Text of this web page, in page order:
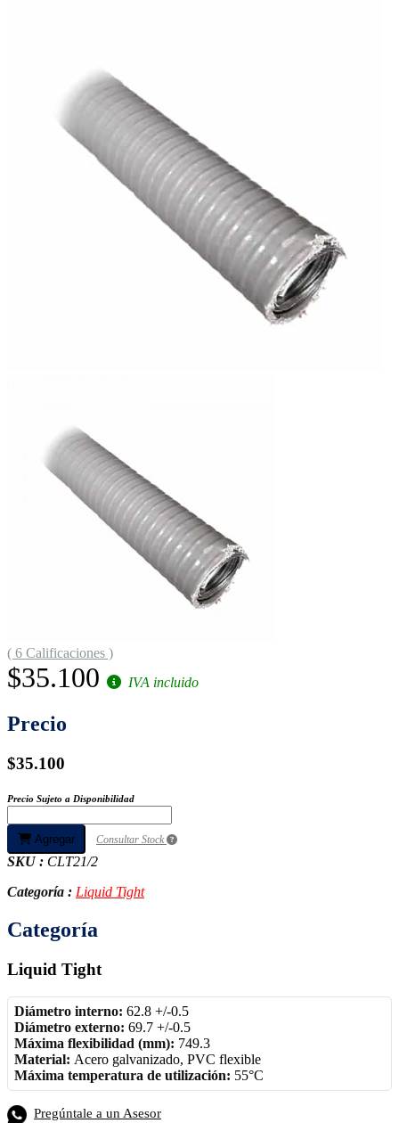
( 6 Calificaciones )
$35.100 IVA incluido
Precio
$35.100
Precio Sujeto a Disponibilidad
Agregar Consultar Stock
SKU : CLT21/2
Categoría : Liquid Tight
Categoría
Liquid Tight
Diámetro interno: 62.8 +/-0.5
Diámetro externo: 69.7 +/-0.5
Máxima flexibilidad (mm): 749.3
Material: Acero galvanizado, PVC flexible
Máxima temperatura de utilización: 55°C
Pregúntale a un Asesor